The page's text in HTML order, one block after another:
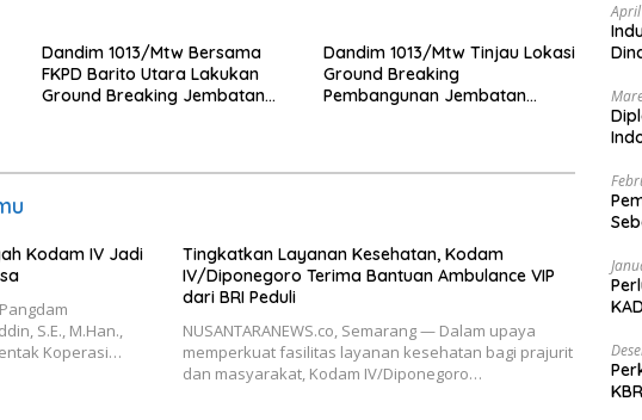
Dandim 1013/Mtw Bersama
FKPD Barito Utara Lakukan
Ground Breaking Jembatan
Dandim 1013/Mtw Tinjau Lokasi
Ground Breaking
Pembangunan Jembatan
Kodam IV Jadi
S.E., M.Han.,
Koperasi…
Tingkatkan Layanan Kesehatan, Kodam
IV/Diponegoro Terima Bantuan Ambulance VIP
dari BRI Peduli
NUSANTARANEWS.co, Semarang — Dalam upaya
memperkuat fasilitas layanan kesehatan bagi prajurit
dan masyarakat, Kodam IV/Diponegoro…